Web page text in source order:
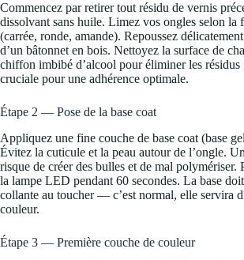
Commencez par retirer tout résidu de vernis
dissolvant sans huile. Limez vos ongles selon la
(carrée, ronde, amande). Repoussez
d’un bâtonnet en bois. Nettoyez la surface de
chiffon imbibé d’alcool pour éliminer les
cruciale pour une adhérence optimale.
Étape 2 — Pose de la base coat
Appliquez une fine couche de base coat (base
Évitez la cuticule et la peau autour de l’ongle.
risque de créer des bulles et de mal polymériser.
la lampe LED pendant 60 secondes. La base
collante au toucher — c’est normal, elle servira
couleur.
Étape 3 — Première couche de couleur